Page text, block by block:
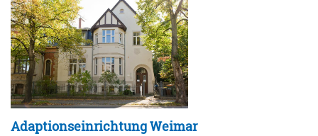
Adaptionseinrichtung Weimar